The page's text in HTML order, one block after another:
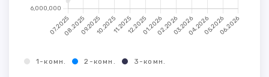
1-комн. 2-комн. 3-комн.